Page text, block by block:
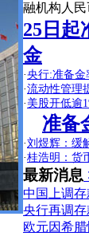
融机构人
25日起
金
·央行:准备金
·流动性管理
· 美股开低逾
准备
·刘煜辉：缓
·桂浩明：货
最新消息
中国上调
央行再调
欧元因希